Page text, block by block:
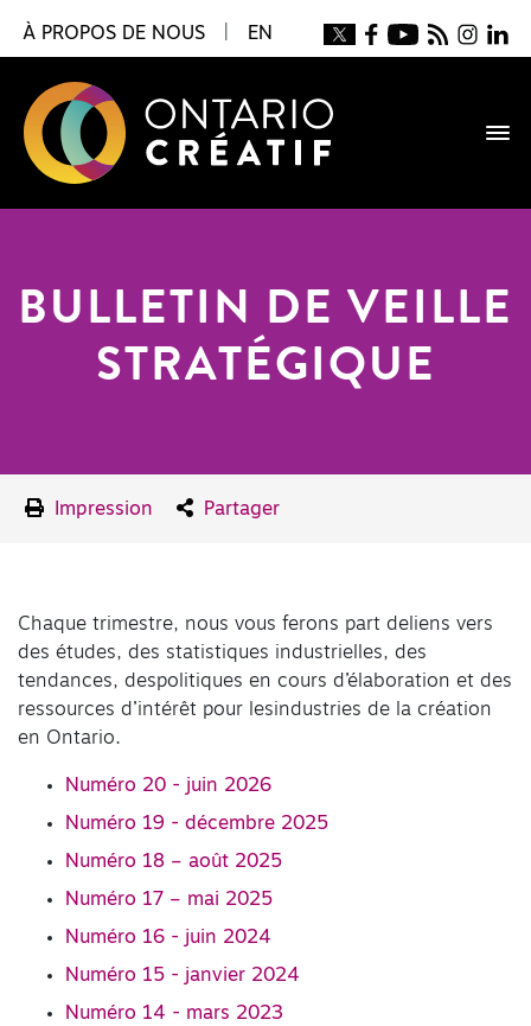
À PROPOS DE NOUS EN
BULLETIN DE VEILLE
STRATÉGIQUE
Impression Partager
Chaque trimestre, nous vous ferons part deliens vers
des études, des statistiques industrielles, des
tendances, despolitiques en cours d’élaboration et des
ressources d’intérêt pour lesindustries de la création
en Ontario.
Numéro 20 - juin 2026
Numéro 19 - décembre 2025
Numéro 18 – août 2025
Numéro 17 – mai 2025
Numéro 16 - juin 2024
Numéro 15 - janvier 2024
Numéro 14 - mars 2023